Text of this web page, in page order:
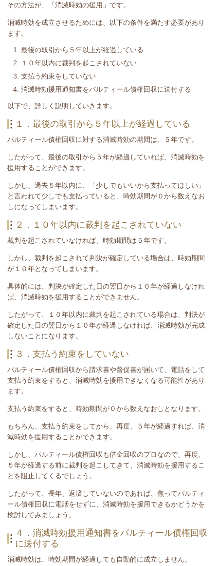
その方法が、「消滅時効の援用」です。
消滅時効を成立させるためには、以下の条件を満たす必要があり
ます。
最後の取引から５年以上が経過している
１０年以内に裁判を起こされていない
支払う約束をしていない
消滅時効援用通知書をパルティール債権回収に送付する
​以下で、詳しく説明していきます。
１．最後の取引から５年以上が経過している
パルティール債権回収に対する消滅時効の期間は、５年です。
したがって、最後の取引から５年が経過していれば、消滅時効を
援用することができます。
しかし、過去５年以内に、「少しでもいいから支払ってほしい」
と言われて少しでも支払っていると、時効期間が０から数えなお
しになってしまいます。
２．１０年以内に裁判を起こされていない
裁判を起こされていなければ、時効期間は５年です。
しかし、裁判を起こされて判決が確定している場合は、時効期間
が１０年となってしまいます。
具体的には、判決が確定した日の翌日から１０年が経過しなけれ
ば、消滅時効を援用することができません。
したがって、１０年以内に裁判を起こされている場合は、 判決が
確定した日の翌日から１０年が経過しなければ、消滅時効が完成
しないことになります。
３．支払う約束をしていない
パルティール債権回収から請求書や督促書が届いて、電話をして
支払う約束をすると、消滅時効を援用できなくなる可能性があり
ます。
支払う約束をすると、時効期間が０から数えなおしとなります。
もちろん、支払う約束をしてから、再度、５年が経過すれば、消
滅時効を援用することができます。
しかし、 パルティール債権回収 も借金回収のプロなので、再度、
５年が経過する前に裁判を起こしてきて、消滅時効を援用するこ
とを阻止してくるでしょう。
したがって、長年、返済していないのであれば、焦ってパルティ
ール債権回収に電話をせずに、消滅時効を援用できるかどうかを
検討してみましょう。
４．消滅時効援用通知書をパルティール債権回収
に送付する
消滅時効は、時効期間が経過しても自動的に成立しません。